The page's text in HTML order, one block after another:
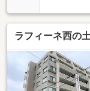
ラフィーネ西の